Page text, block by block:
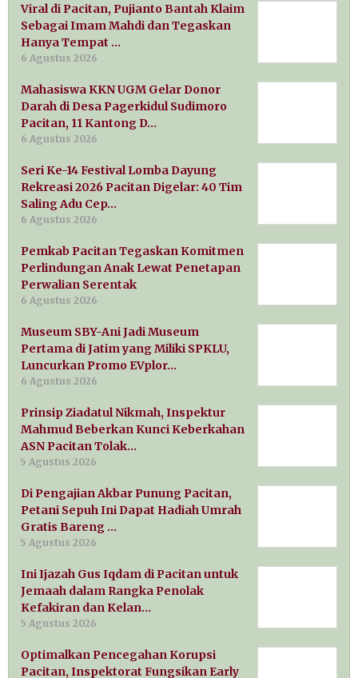
Viral di Pacitan, Pujianto Bantah Klaim
Sebagai Imam Mahdi dan Tegaskan
Hanya Tempat …
6 Agustus 2026
Mahasiswa KKN UGM Gelar Donor
Darah di Desa Pagerkidul Sudimoro
Pacitan, 11 Kantong D…
6 Agustus 2026
Seri Ke-14 Festival Lomba Dayung
Rekreasi 2026 Pacitan Digelar: 40 Tim
Saling Adu Cep…
6 Agustus 2026
Pemkab Pacitan Tegaskan Komitmen
Perlindungan Anak Lewat Penetapan
Perwalian Serentak
6 Agustus 2026
Museum SBY-Ani Jadi Museum
Pertama di Jatim yang Miliki SPKLU,
Luncurkan Promo EVplor…
6 Agustus 2026
Prinsip Ziadatul Nikmah, Inspektur
Mahmud Beberkan Kunci Keberkahan
ASN Pacitan Tolak…
5 Agustus 2026
Di Pengajian Akbar Punung Pacitan,
Petani Sepuh Ini Dapat Hadiah Umrah
Gratis Bareng …
5 Agustus 2026
Ini Ijazah Gus Iqdam di Pacitan untuk
Jemaah dalam Rangka Penolak
Kefakiran dan Kelan…
5 Agustus 2026
Optimalkan Pencegahan Korupsi
Pacitan, Inspektorat Fungsikan Early